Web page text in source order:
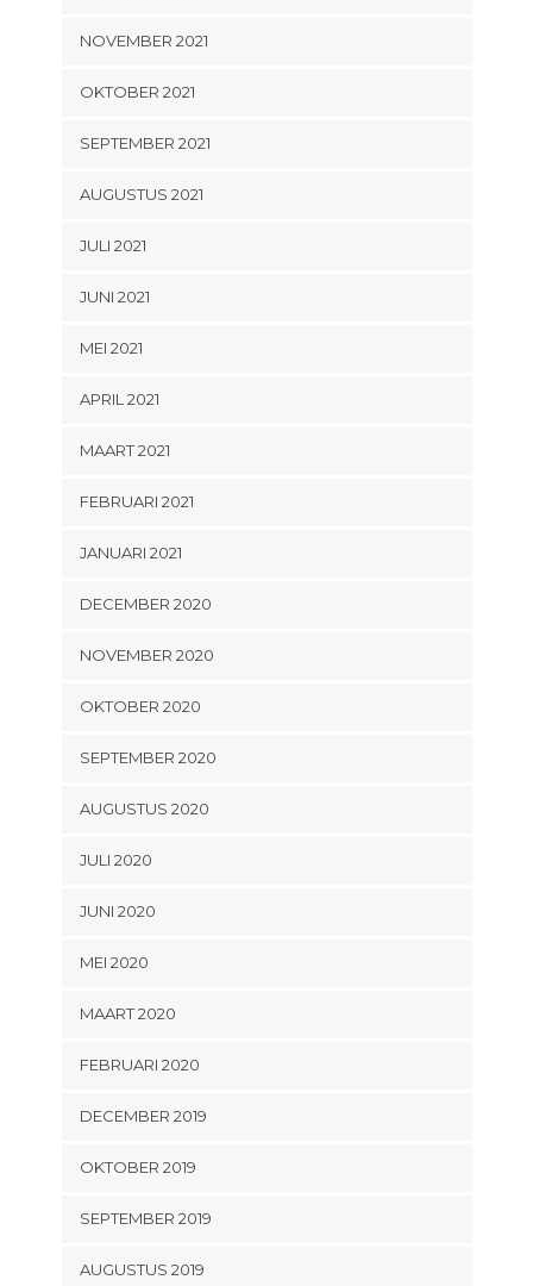
NOVEMBER 2021
OKTOBER 2021
SEPTEMBER 2021
AUGUSTUS 2021
JULI 2021
JUNI 2021
MEI 2021
APRIL 2021
MAART 2021
FEBRUARI 2021
JANUARI 2021
DECEMBER 2020
NOVEMBER 2020
OKTOBER 2020
SEPTEMBER 2020
AUGUSTUS 2020
JULI 2020
JUNI 2020
MEI 2020
MAART 2020
FEBRUARI 2020
DECEMBER 2019
OKTOBER 2019
SEPTEMBER 2019
AUGUSTUS 2019